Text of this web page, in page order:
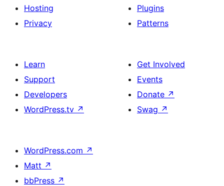
Hosting
Privacy
Plugins
Patterns
Learn
Support
Developers
WordPress.tv ↗
Get Involved
Events
Donate ↗
Swag ↗
WordPress.com ↗
Matt ↗
bbPress ↗